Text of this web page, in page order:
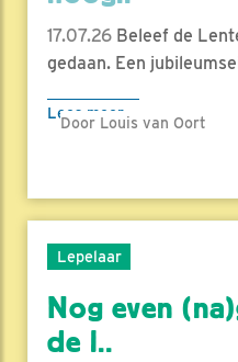
17.07.26 Beleef de
gedaan. Een
Lees meer
Door Louis van Oort
Lepelaar
Nog even
de l..